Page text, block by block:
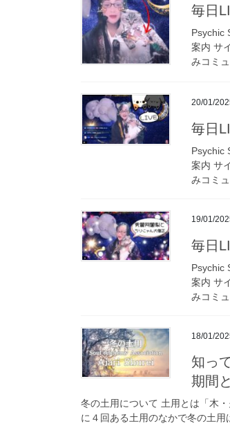
毎日
Psychic
案内 サ
みコミ
20/01/
毎日
Psychic
案内 サ
みコミ
19/01/
毎日
Psychic
案内 サ
みコミ
18/01/
知っ
期間
冬の土用について 土用とは「木
に４回ある土用のなかで冬の土